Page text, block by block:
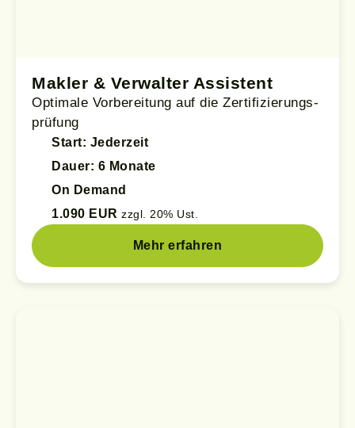
Makler & Verwalter Assistent
Optimale Vorbereitung auf die Zertifizierungs­
prüfung
Start: Jederzeit
Dauer: 6 Monate
On Demand
1.090 EUR zzgl. 20% Ust.
Mehr erfahren